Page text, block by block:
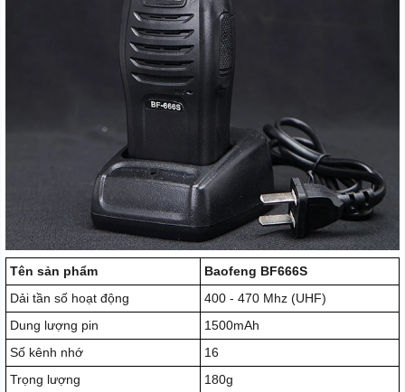
Tên sản phẩm
Baofeng BF666S
Dải tần số hoạt động
400 - 470 Mhz (UHF)
Dung lượng pin
1500mAh
Số kênh nhớ
16
Trọng lượng
180g